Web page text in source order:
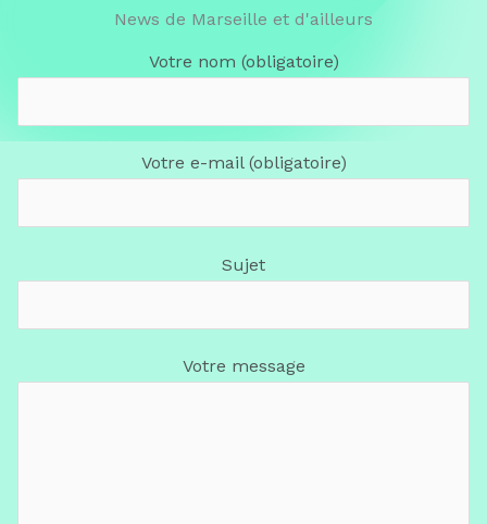
News de Marseille et d'ailleurs
Votre nom (obligatoire)
Votre e-mail (obligatoire)
Sujet
Votre message